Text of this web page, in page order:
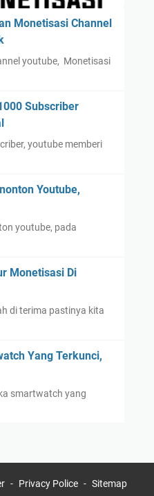
Monetisasi Channel
youtube, Monetisasi
Subscriber
youtube memberi
Youtube,
youtube, pada
Monetisasi Di
di terima pastinya kita
Yang Terkunci,
smartwatch yang
Privacy Police Sitemap